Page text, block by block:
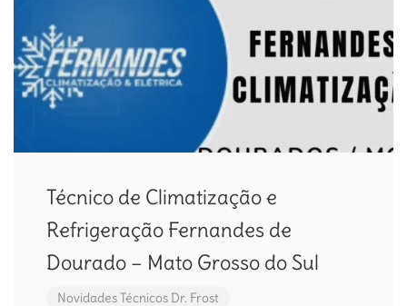
Técnico de Climatização e
Refrigeração Fernandes de
Dourado – Mato Grosso do Sul
NovidadesTécnicos Dr. Frost